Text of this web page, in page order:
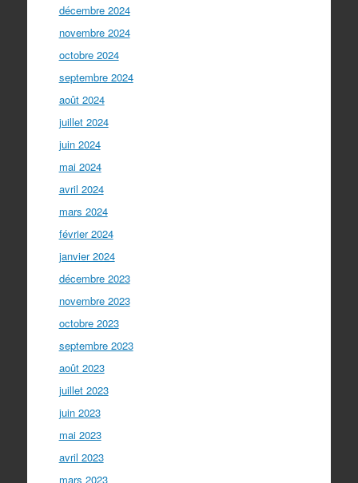
décembre 2024
novembre 2024
octobre 2024
septembre 2024
août 2024
juillet 2024
juin 2024
mai 2024
avril 2024
mars 2024
février 2024
janvier 2024
décembre 2023
novembre 2023
octobre 2023
septembre 2023
août 2023
juillet 2023
juin 2023
mai 2023
avril 2023
mars 2023